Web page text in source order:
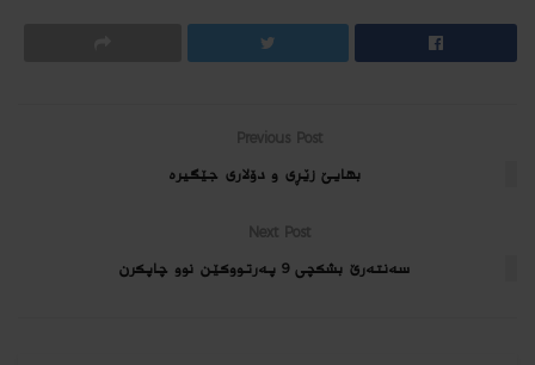
Previous Post
بهایێ زێڕى و دۆلارى جێگیره‌
Next Post
سه‌نته‌رێ بشكچى 9 پەرتووکێن نوو چاپکرن